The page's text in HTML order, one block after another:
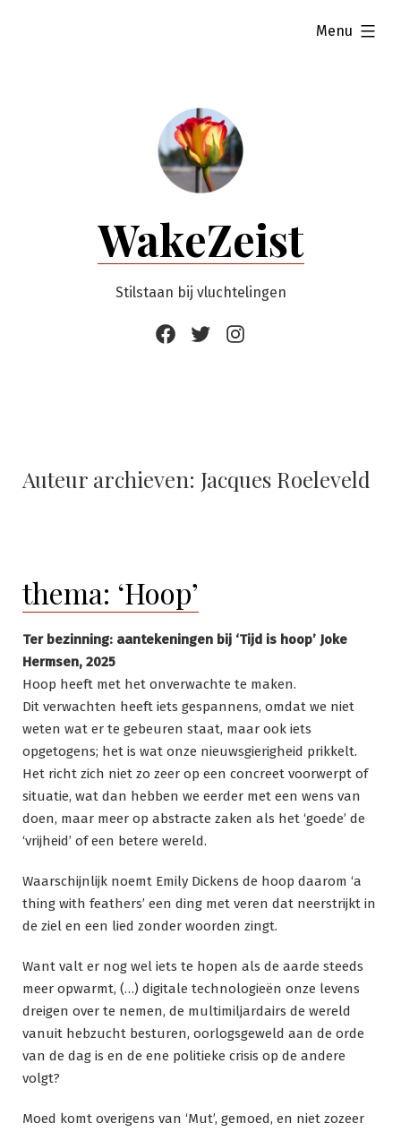
WakeZeist
Stilstaan bij vluchtelingen
Menu
uitgevouwen
FacebookTwitterInstagram
Auteur archieven: Jacques Roeleveld
thema: ‘Hoop’
Ter bezinning: aantekeningen bij ‘Tijd is hoop’ Joke
Hermsen, 2025
Hoop heeft met het onverwachte te maken.
Dit verwachten heeft iets gespannens, omdat we niet
weten wat er te gebeuren staat, maar ook iets
opgetogens; het is wat onze nieuwsgierigheid prikkelt.
Het richt zich niet zo zeer op een concreet voorwerpt of
situatie, wat dan hebben we eerder met een wens van
doen, maar meer op abstracte zaken als het ‘goede’ de
‘vrijheid’ of een betere wereld.
Waarschijnlijk noemt Emily Dickens de hoop daarom ‘a
thing with feathers’ een ding met veren dat neerstrijkt in
de ziel en een lied zonder woorden zingt.
Want valt er nog wel iets te hopen als de aarde steeds
meer opwarmt, (…) digitale technologieën onze levens
dreigen over te nemen, de multimiljardairs de wereld
vanuit hebzucht besturen, oorlogsgeweld aan de orde
van de dag is en de ene politieke crisis op de andere
volgt?
Moed komt overigens van ‘Mut’, gemoed, en niet zozeer